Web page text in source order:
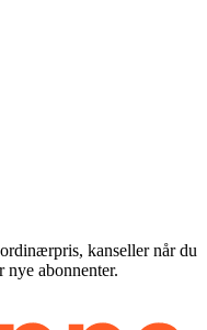
kanseller når du
abonnenter.